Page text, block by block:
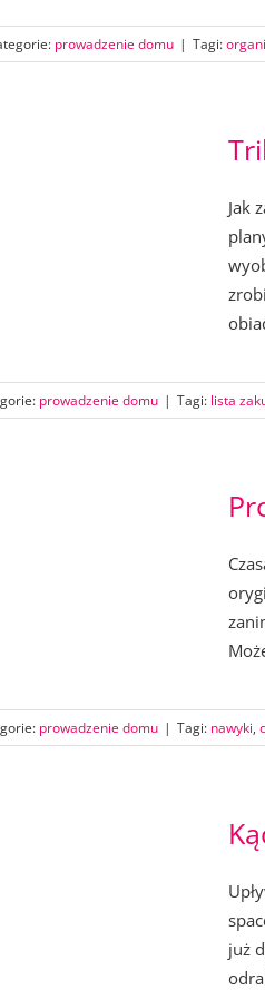
prowadzenie domu | Tagi:
Jak
prowadzenie domu | Tagi: lista
prowadzenie domu | Tagi: nawyki,
już